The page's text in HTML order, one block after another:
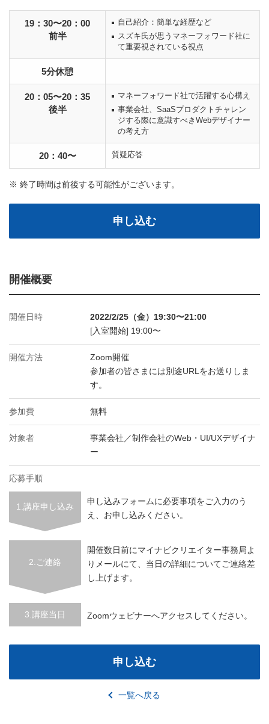
19：30〜20：00
前半
自己紹介：簡単な経歴など
スズキ氏が思うマネーフォワード社に
て重要視されている視点
5分休憩
20：05〜20：35
後半
マネーフォワード社で活躍する心構え
事業会社、SaaSプロダクトチャレン
ジする際に意識すべきWebデザイナー
の考え方
20：40〜 質疑応答
※ 終了時間は前後する可能性がございます。
申し込む
開催概要
開催日時
2022/2/25（金）19:30〜21:00
[入室開始] 19:00〜
開催方法
Zoom開催
参加者の皆さまには別途URLをお送りしま
す。
参加費 無料
対象者
事業会社／制作会社のWeb・UI/UXデザイナ
ー
応募手順
1.講座申し込み
申し込みフォームに必要事項をご入力のう
え、お申し込みください。
2.ご連絡
開催数日前にマイナビクリエイター事務局よ
りメールにて、当日の詳細についてご連絡差
し上げます。
3.講座当日 Zoomウェビナーへアクセスしてください。
申し込む
一覧へ戻る